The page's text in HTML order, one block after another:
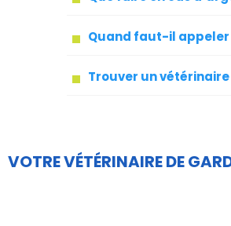
Quand faut-il
Trouver un vétérinaire
VOTRE VÉTÉRINAIRE DE